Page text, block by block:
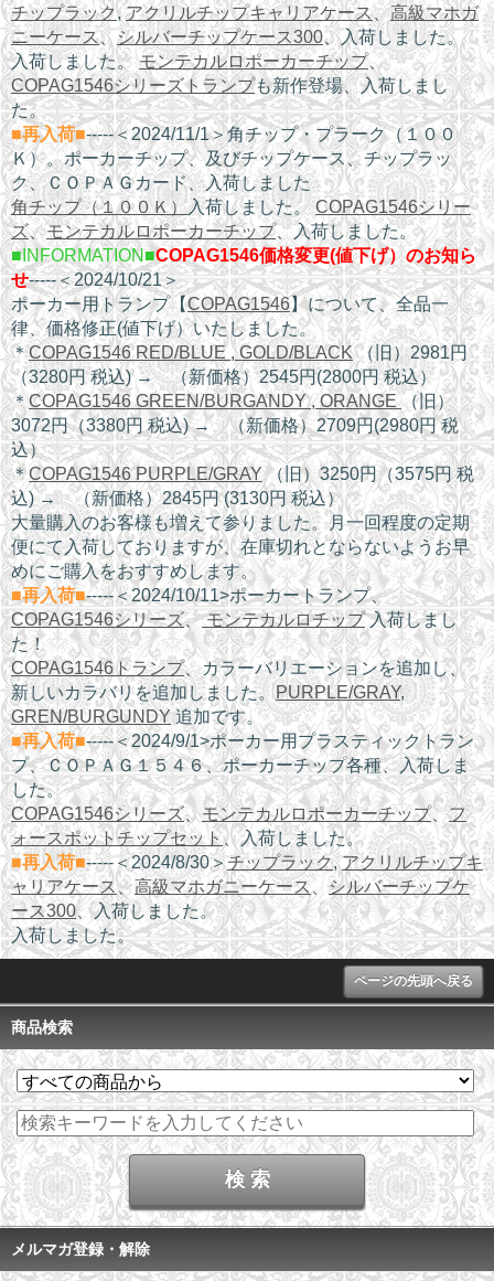
チップラック,アクリルチップキャリアケース、高級マホガ
ニーケース、 シルバーチップケース300、入荷しました。
入荷しました。モンテカルロポーカーチップ、
COPAG1546シリーズトランプも新作登場、入荷しまし
た。
■再入荷■-----＜2024/11/1＞角チップ・プラーク（１００
Ｋ）。ポーカーチップ、及びチップケース、チップラッ
ク、ＣＯＰＡＧカード、入荷しました
角チップ（１００Ｋ）入荷しました。COPAG1546シリー
ズ、モンテカルロポーカーチップ、入荷しました。
■INFORMATION■COPAG1546価格変更(値下げ）のお知ら
せ-----＜2024/10/21＞
ポーカー用トランプ【COPAG1546】について、全品一
律、価格修正(値下げ）いたしました。
＊COPAG1546 RED/BLUE , GOLD/BLACK（旧）2981円
（3280円 税込) → （新価格）2545円(2800円 税込）
＊COPAG1546 GREEN/BURGANDY , ORANGE（旧）
3072円（3380円 税込) → （新価格）2709円(2980円 税
込）
＊COPAG1546 PURPLE/GRAY（旧）3250円（3575円 税
込) → （新価格）2845円 (3130円 税込）
大量購入のお客様も増えて参りました。月一回程度の定期
便にて入荷しておりますが、在庫切れとならないようお早
めにご購入をおすすめします。
■再入荷■-----＜2024/10/11>ポーカートランプ、
COPAG1546シリーズ、モンテカルロチップ入荷しまし
た！
COPAG1546トランプ、カラーバリエーションを追加し、
新しいカラバリを追加しました。
PURPLE/GRAY,
GREN/BURGUNDY追加です。
■再入荷■-----＜2024/9/1>ポーカー用プラスティックトラン
プ、ＣＯＰＡＧ１５４６、ポーカーチップ各種、入荷しま
した。
COPAG1546シリーズ、モンテカルロポーカーチップ、フ
ォースポットチップセット、入荷しました。
■再入荷■-----＜2024/8/30＞チップラック,アクリルチップキ
ャリアケース、高級マホガニーケース、シルバーチップケ
ース300、入荷しました。
入荷しました。
ページの先頭へ戻る
商品検索
メルマガ登録・解除